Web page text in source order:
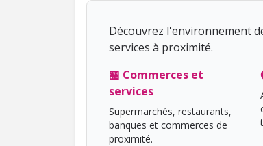
Découvrez l'environnement
services à proximité.
🏪 Commerces et
services
Supermarchés, restaurants,
banques et commerces de
proximité.